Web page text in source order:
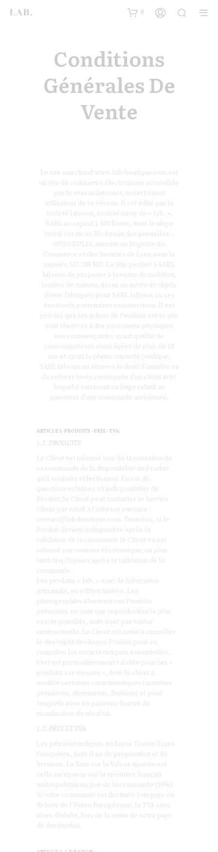
0
Conditions
Générales De
Vente
Le site marchand www.lab-boutique.com est
un site de commerce électronique accessible
par le réseau Internet, ouvert à tout
utilisateur de ce réseau. Il est édité par la
société laleous, société mère de « lab. »,
SARL au capital 1 600 Euros, dont le siège
social est sis au 30 chemin des prenelles –
69210 BULLY, inscrite au Registre du
Commerce et des Sociétés de Lyon sous le
numéro 522 288 802. Le Site permet à SARL
laleous de proposer à la vente du mobilier,
textiles de maison, tissus au mètre et objets
divers fabriqués pour SARL laleous ou ses
éventuels partenaires commerciaux. Il est
précisé que les achats de Produits sur le site
sont réservés à des personnes physiques
non commerçantes ayant qualité de
consommateurs étant âgées de plus de 18
ans et ayant la pleine capacité juridique.
SARL laleous se réserve le droit d’annuler ou
de refuser toute commande d’un client avec
lequel il existerait un litige relatif au
paiement d’une commande antérieure.
ARTICLE 1. PRODUITS - PRIX - TVA:
1.1. PRODUITS
Le Client est informé lors de la passation de
sa commande de la disponibilité du Produit
qu’il souhaite sélectionner. En cas de
questions relatives à l’indisponibilité de
Produit, le Client peut contacter le Service
Client par email à l’adresse suivante :
contact@lab-boutique.com . Toutefois, si le
Produit devient indisponible après la
validation de la commande le Client en est
informé par courrier électronique, au plus
tard cinq (5) jours après la validation de la
commande.
Les produits « lab. » sont de fabrication
artisanale, en édition limitée. Les
photographies illustrant ces Produits
présentés en sont une reproduction la plus
exacte possible, mais n’ont pas valeur
contractuelle. Le Client est invité à consulter
le descriptif de chaque Produit pour en
connaître les caractéristiques essentielles.
Ceci est particulièrement valable pour les «
produits sur-mesure », dont le client a
modifié certaines caractéristiques (matières
premières, dimensions, finitions) et pour
lesquels nous ne pouvons fournir de
visualisation du résultat.
1.2. PRIX ET TVA
Les prix sont indiqués en Euros Toutes Taxes
Comprises, hors frais de préparation et de
livraison. La Taxe sur la Valeur Ajoutée est
celle en vigueur sur le territoire français
métropolitain au jour de la commande (20%).
Si votre commande est destinée à un pays en
dehors de l’Union Européenne, la TVA sera
alors déduite, lors de la saisie de votre pays
de destination.